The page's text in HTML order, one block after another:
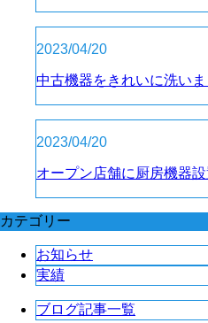
2023/04/20
中古機器をきれいに洗いま
2023/04/20
オープン店舗に厨房機器
カテゴリー
お知らせ
実績
ブログ記事一覧